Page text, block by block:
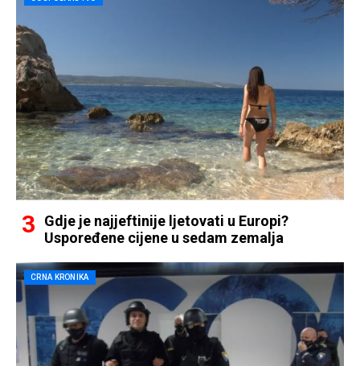
Gdje je najjeftinije ljetovati u Europi?
Uspoređene cijene u sedam zemalja
CRNA KRONIKA